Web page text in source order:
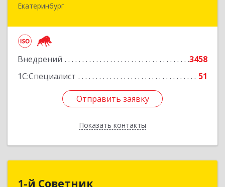
Екатеринбург
Внедрений
3458
1С:Специалист
51
Отправить заявку
Показать контакты
620041, Свердловская обл, Екатеринбург г,
Отправить заявку
Назад
1-й Советник